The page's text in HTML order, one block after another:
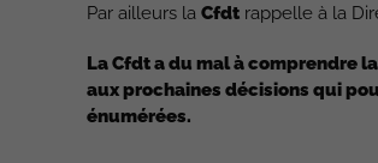
Par ailleurs la Cfdt rappelle à la
LaCfdta du mal à comprendre
aux prochaines décisions qui
énumérées.